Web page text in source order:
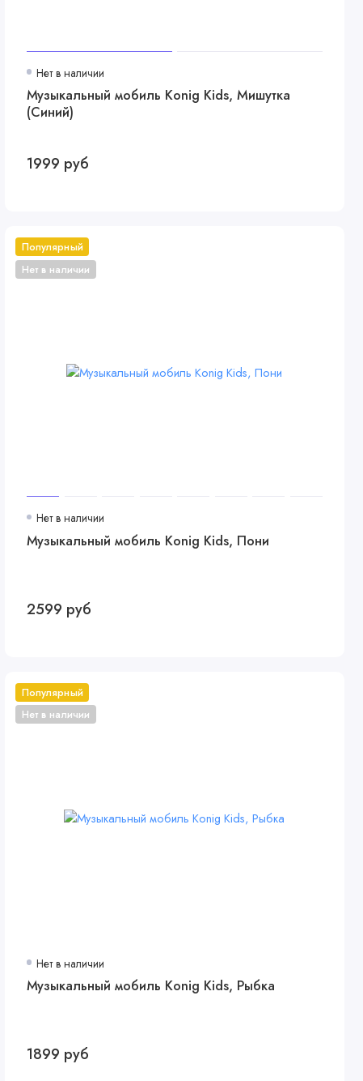
Нет в наличии
Музыкальный мобиль Konig Kids, Мишутка
(Синий)
1999 руб
Популярный
Нет в наличии
Нет в наличии
Музыкальный мобиль Konig Kids, Пони
2599 руб
Популярный
Нет в наличии
Нет в наличии
Музыкальный мобиль Konig Kids, Рыбка
1899 руб